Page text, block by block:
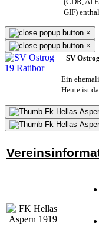
GIF)
×
×
SV
Ein
Heute ist